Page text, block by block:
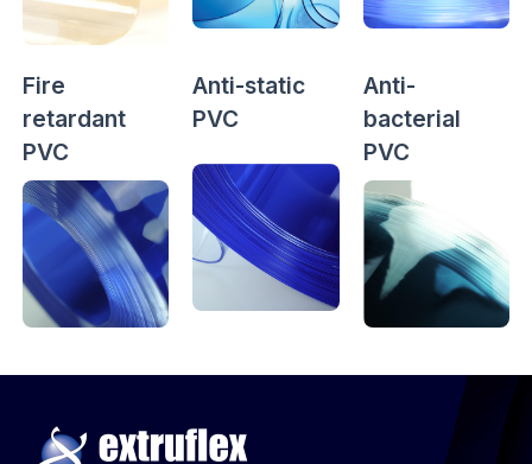
Fire
retardant
PVC
Anti-static
PVC
Anti-
bacterial
PVC